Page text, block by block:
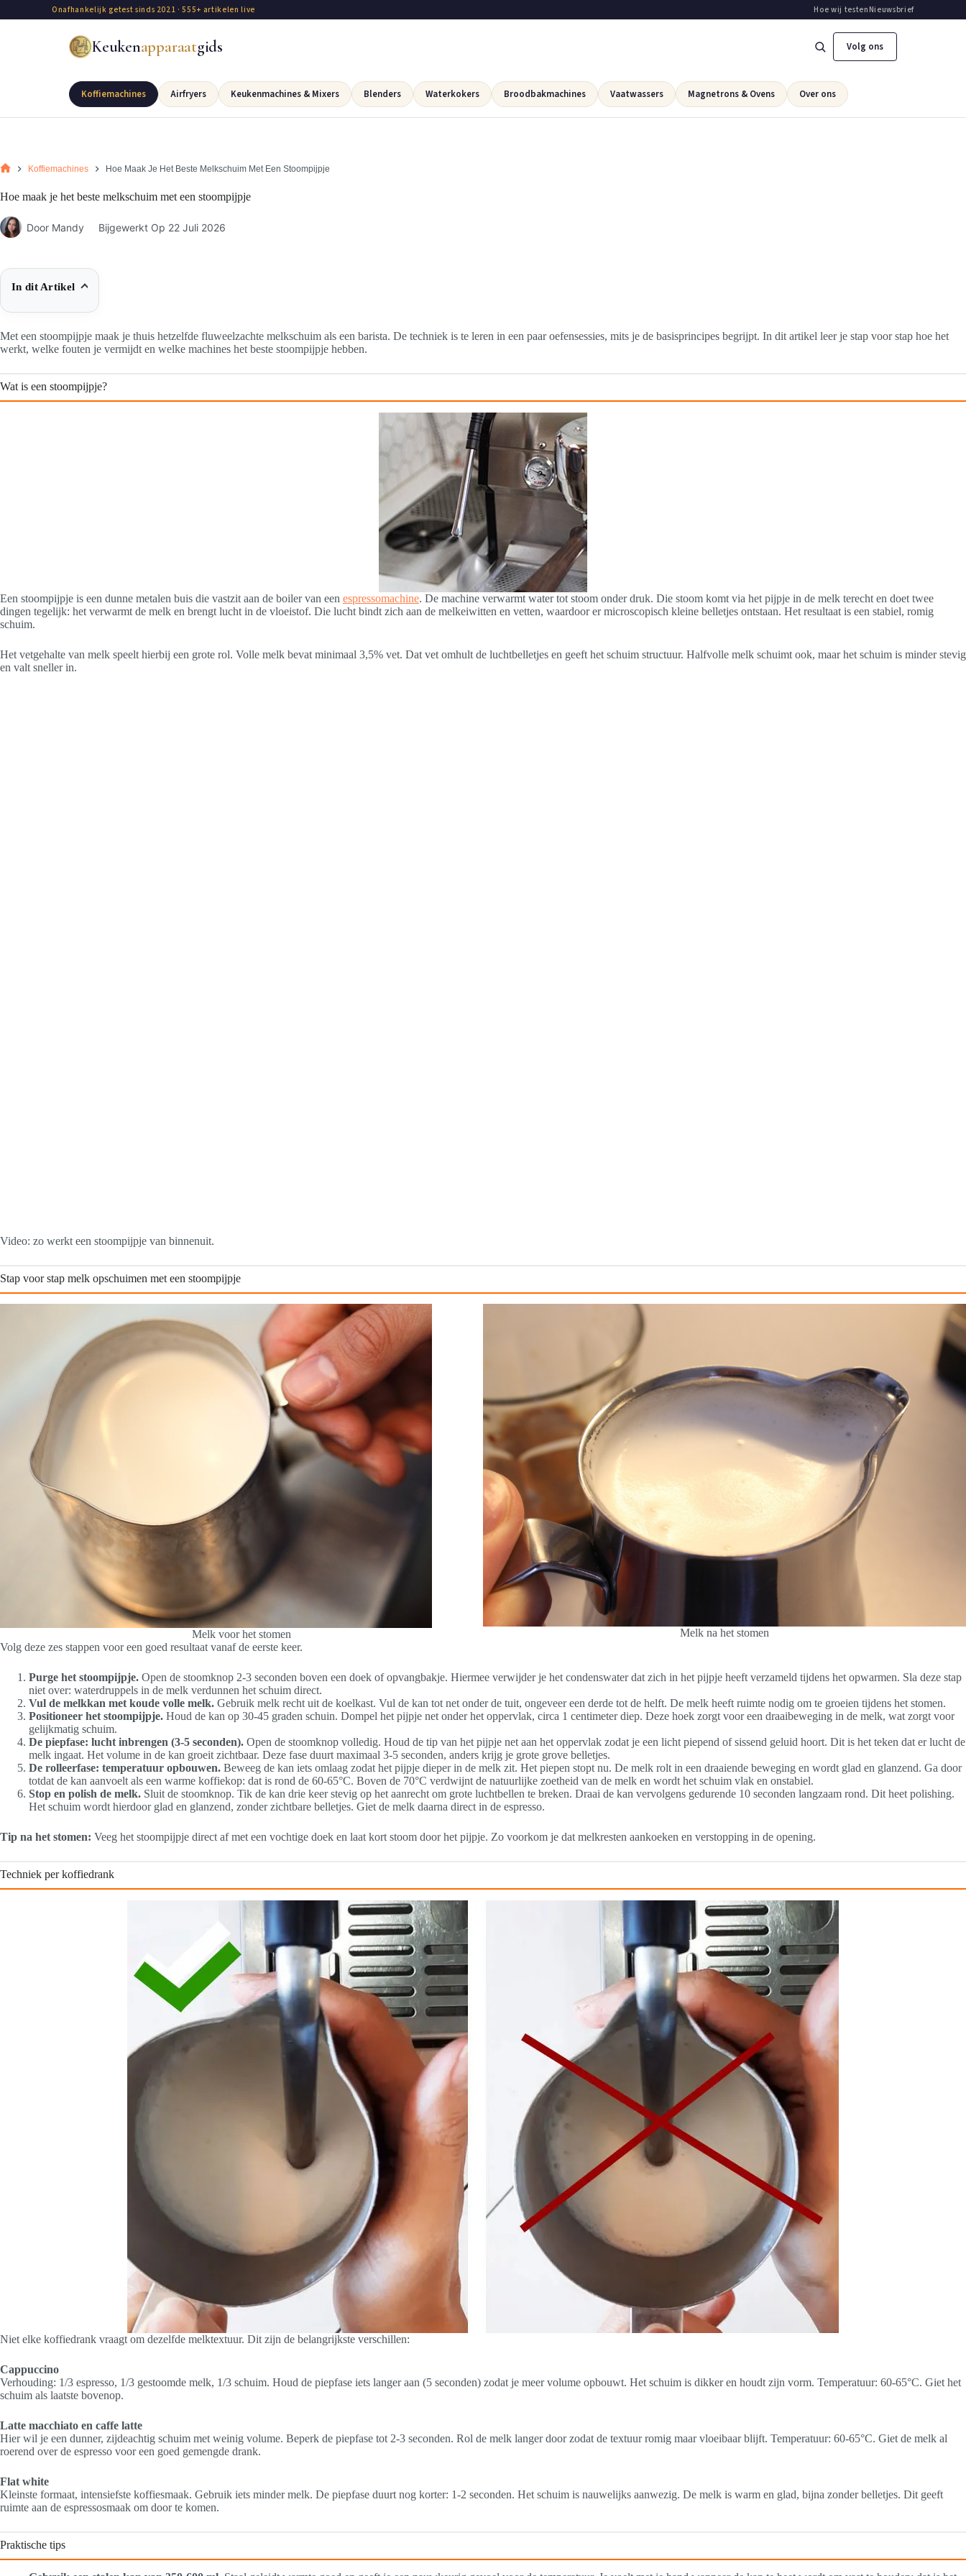
Onafhankelijk getest sinds 2021 · 555+ artikelen live Hoe wij testenNieuwsbrief
Keukenapparaatgids Volg ons
Koffiemachines Airfryers Keukenmachines & Mixers Blenders Waterkokers Broodbakmachines Vaatwassers Magnetrons & Ovens Over ons
Koffiemachines Hoe Maak Je Het Beste Melkschuim Met Een Stoompijpje
Hoe maak je het beste melkschuim met een stoompijpje
Door Mandy Bijgewerkt Op 22 Juli 2026
In dit Artikel
Met een stoompijpje maak je thuis hetzelfde fluweelzachte melkschuim als een barista. De techniek is te leren in een paar oefensessies, mits je de basisprincipes begrijpt. In dit artikel leer je stap voor stap hoe het
werkt, welke fouten je vermijdt en welke machines het beste stoompijpje hebben.
Wat is een stoompijpje?
Een stoompijpje is een dunne metalen buis die vastzit aan de boiler van een espressomachine. De machine verwarmt water tot stoom onder druk. Die stoom komt via het pijpje in de melk terecht en doet twee
dingen tegelijk: het verwarmt de melk en brengt lucht in de vloeistof. Die lucht bindt zich aan de melkeiwitten en vetten, waardoor er microscopisch kleine belletjes ontstaan. Het resultaat is een stabiel, romig
schuim.
Het vetgehalte van melk speelt hierbij een grote rol. Volle melk bevat minimaal 3,5% vet. Dat vet omhult de luchtbelletjes en geeft het schuim structuur. Halfvolle melk schuimt ook, maar het schuim is minder stevig
en valt sneller in.
Video: zo werkt een stoompijpje van binnenuit.
Stap voor stap melk opschuimen met een stoompijpje
Melk voor het stomen
Melk na het stomen
Volg deze zes stappen voor een goed resultaat vanaf de eerste keer.
Purge het stoompijpje. Open de stoomknop 2-3 seconden boven een doek of opvangbakje. Hiermee verwijder je het condenswater dat zich in het pijpje heeft verzameld tijdens het opwarmen. Sla deze stap
niet over: waterdruppels in de melk verdunnen het schuim direct.
Vul de melkkan met koude volle melk. Gebruik melk recht uit de koelkast. Vul de kan tot net onder de tuit, ongeveer een derde tot de helft. De melk heeft ruimte nodig om te groeien tijdens het stomen.
Positioneer het stoompijpje. Houd de kan op 30-45 graden schuin. Dompel het pijpje net onder het oppervlak, circa 1 centimeter diep. Deze hoek zorgt voor een draaibeweging in de melk, wat zorgt voor
gelijkmatig schuim.
De piepfase: lucht inbrengen (3-5 seconden). Open de stoomknop volledig. Houd de tip van het pijpje net aan het oppervlak zodat je een licht piepend of sissend geluid hoort. Dit is het teken dat er lucht de
melk ingaat. Het volume in de kan groeit zichtbaar. Deze fase duurt maximaal 3-5 seconden, anders krijg je grote grove belletjes.
De rolleerfase: temperatuur opbouwen. Beweeg de kan iets omlaag zodat het pijpje dieper in de melk zit. Het piepen stopt nu. De melk rolt in een draaiende beweging en wordt glad en glanzend. Ga door
totdat de kan aanvoelt als een warme koffiekop: dat is rond de 60-65°C. Boven de 70°C verdwijnt de natuurlijke zoetheid van de melk en wordt het schuim vlak en onstabiel.
Stop en polish de melk. Sluit de stoomknop. Tik de kan drie keer stevig op het aanrecht om grote luchtbellen te breken. Draai de kan vervolgens gedurende 10 seconden langzaam rond. Dit heet polishing.
Het schuim wordt hierdoor glad en glanzend, zonder zichtbare belletjes. Giet de melk daarna direct in de espresso.
Tip na het stomen: Veeg het stoompijpje direct af met een vochtige doek en laat kort stoom door het pijpje. Zo voorkom je dat melkresten aankoeken en verstopping in de opening.
Techniek per koffiedrank
Niet elke koffiedrank vraagt om dezelfde melktextuur. Dit zijn de belangrijkste verschillen:
Cappuccino
Verhouding: 1/3 espresso, 1/3 gestoomde melk, 1/3 schuim. Houd de piepfase iets langer aan (5 seconden) zodat je meer volume opbouwt. Het schuim is dikker en houdt zijn vorm. Temperatuur: 60-65°C. Giet het
schuim als laatste bovenop.
Latte macchiato en caffe latte
Hier wil je een dunner, zijdeachtig schuim met weinig volume. Beperk de piepfase tot 2-3 seconden. Rol de melk langer door zodat de textuur romig maar vloeibaar blijft. Temperatuur: 60-65°C. Giet de melk al
roerend over de espresso voor een goed gemengde drank.
Flat white
Kleinste formaat, intensiefste koffiesmaak. Gebruik iets minder melk. De piepfase duurt nog korter: 1-2 seconden. Het schuim is nauwelijks aanwezig. De melk is warm en glad, bijna zonder belletjes. Dit geeft
ruimte aan de espressosmaak om door te komen.
Praktische tips